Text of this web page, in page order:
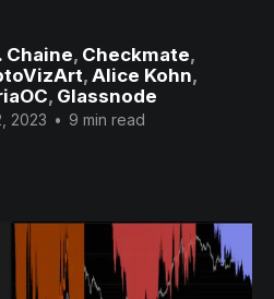
Chaine, Checkmate,
,Alice Kohn,
, Glassnode
2023 • 9 min read